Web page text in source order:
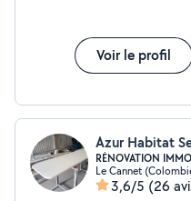
Voir le profil
Azur Habitat
RÉNOVATION
Le Cannet
3,6/5 (26